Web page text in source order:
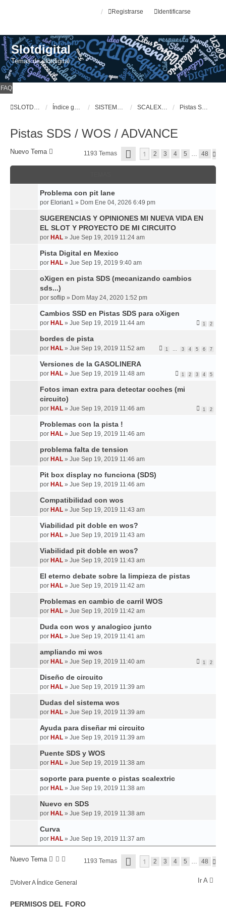
Identificarse
Registrarse
Slotdigital
Temas de slotdigital
FAQ
SLOTDIGITAL Índice general SISTEMAS DE SLOT DIGITALES SCALEXTRIC, SDS & WOS & ADVANCE Pistas SDS / WOS / ADVANCE
Pistas SDS / WOS / ADVANCE
Nuevo Tema 1193 Temas
G
D
4
8
1 2 3 4 5 … 48
Problema con pit lane
por Elorian1 » Dom Ene 04, 2026 6:49 pm
SUGERENCIAS Y OPINIONES MI NUEVA VIDA EN
EL SLOT Y PROYECTO DE MI CIRCUITO
por HAL » Jue Sep 19, 2019 11:24 am
Pista Digital en Mexico
por HAL » Jue Sep 19, 2019 9:40 am
oXigen en pista SDS (mecanizando cambios
sds...)
por soflip » Dom May 24, 2020 1:52 pm
Cambios SSD en Pistas SDS para oXigen
por HAL » Jue Sep 19, 2019 11:44 am 1 2
bordes de pista
por HAL » Jue Sep 19, 2019 11:52 am 1 … 3 4 5 6 7
Versiones de la GASOLINERA
por HAL » Jue Sep 19, 2019 11:48 am 1 2 3 4 5
Fotos iman extra para detectar coches (mi
circuito)
por HAL » Jue Sep 19, 2019 11:46 am 1 2
Problemas con la pista !
por HAL » Jue Sep 19, 2019 11:46 am
problema falta de tension
por HAL » Jue Sep 19, 2019 11:46 am
Pit box display no funciona (SDS)
por HAL » Jue Sep 19, 2019 11:46 am
Compatibilidad con wos
por HAL » Jue Sep 19, 2019 11:43 am
Viabilidad pit doble en wos?
por HAL » Jue Sep 19, 2019 11:43 am
Viabilidad pit doble en wos?
por HAL » Jue Sep 19, 2019 11:43 am
El eterno debate sobre la limpieza de pistas
por HAL » Jue Sep 19, 2019 11:42 am
Problemas en cambio de carril WOS
por HAL » Jue Sep 19, 2019 11:42 am
Duda con wos y analogico junto
por HAL » Jue Sep 19, 2019 11:41 am
ampliando mi wos
por HAL » Jue Sep 19, 2019 11:40 am 1 2
Diseño de circuito
por HAL » Jue Sep 19, 2019 11:39 am
Dudas del sistema wos
por HAL » Jue Sep 19, 2019 11:39 am
Ayuda para diseñar mi circuito
por HAL » Jue Sep 19, 2019 11:39 am
Puente SDS y WOS
por HAL » Jue Sep 19, 2019 11:38 am
soporte para puente o pistas scalextric
por HAL » Jue Sep 19, 2019 11:38 am
Nuevo en SDS
por HAL » Jue Sep 19, 2019 11:38 am
Curva
por HAL » Jue Sep 19, 2019 11:37 am
Nuevo Tema 1193 Temas 1 2 3 4 5 … 48
Volver A Índice General Ir A
PERMISOS DEL FORO